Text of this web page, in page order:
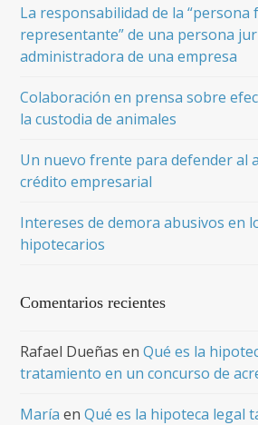
La responsabilidad de la “persona
representante” de una persona
administradora de una empresa
Colaboración en prensa sobre
la custodia de animales
Un nuevo frente para defender al
crédito empresarial
Intereses de demora abusivos en
hipotecarios
Comentarios recientes
Rafael Dueñas enQué es la
tratamiento en un concurso de
María enQué es la hipoteca legal